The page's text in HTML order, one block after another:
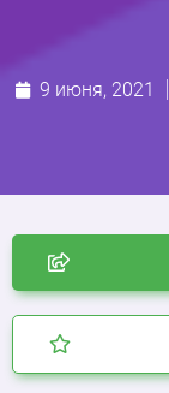
9 июня, 2021